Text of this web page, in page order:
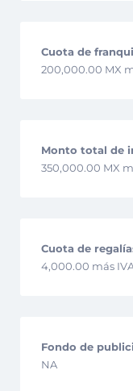
Cuota de
200,000.00 MX
Monto total de
350,000.00 MX
Cuota de
4,000.00 más
Fondo de
NA